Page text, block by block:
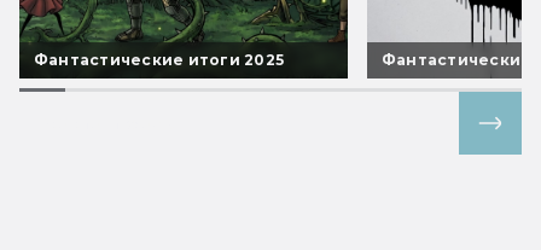
Фантастические итоги 2025 Фантастические